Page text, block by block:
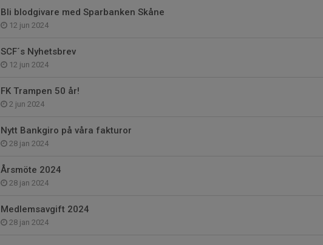
Bli blodgivare med Sparbanken Skåne
12 jun 2024
SCF´s Nyhetsbrev
12 jun 2024
FK Trampen 50 år!
2 jun 2024
Nytt Bankgiro på våra fakturor
28 jan 2024
Årsmöte 2024
28 jan 2024
Medlemsavgift 2024
28 jan 2024